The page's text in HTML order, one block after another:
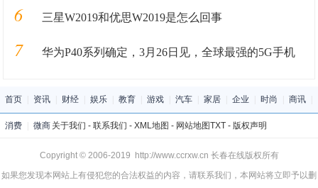
6 三星W2019和优思W2019是怎么回事
7 华为P40系列确定，3月26日见，全球最强的5G手机
首页 资讯 财经 娱乐 教育 游戏 汽车 家居 企业 时尚 商讯
消费 微商 关于我们 - 联系我们 - XML地图 - 网站地图TXT- 版权声明
Copyright © 2006-2019 http://www.ccrxw.cn 长春在线版权所有
如果您发现本网站上有侵犯您的合法权益的内容，请联系我们，本网站将立即予以删